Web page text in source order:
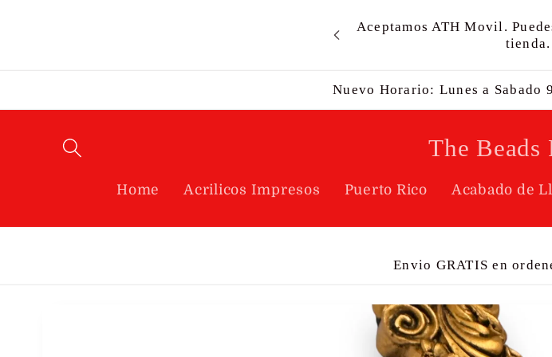
Aceptamos ATH Movil.
tienda.
Nuevo Horario: Lunes a Sabado
The Beads
Home Acrilicos Impresos Puerto Rico Acabado de
Envio GRATIS en